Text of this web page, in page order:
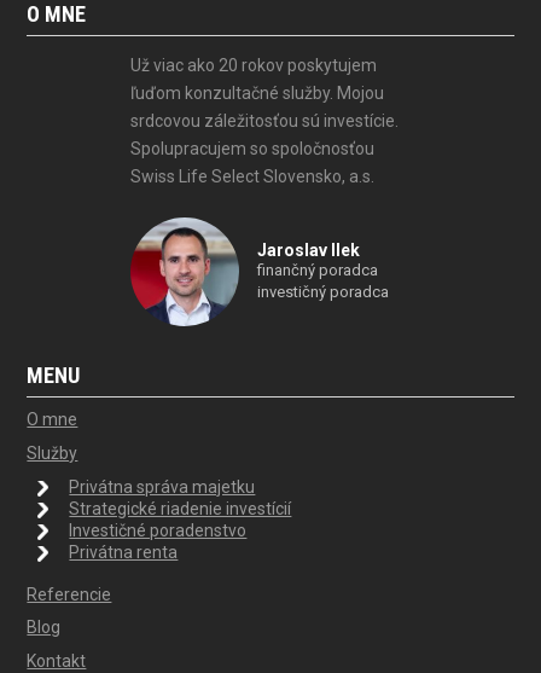
O MNE
Už viac ako 20 rokov poskytujem
ľuďom konzultačné služby. Mojou
srdcovou záležitosťou sú investície.
Spolupracujem so spoločnosťou
Swiss Life Select Slovensko, a.s.
Jaroslav Ilek
finančný poradca
investičný poradca
MENU
O mne
Služby
Privátna správa majetku
Strategické riadenie investícií
Investičné poradenstvo
Privátna renta
Referencie
Blog
Kontakt